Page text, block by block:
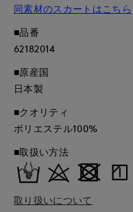
同素材のスカートはこちら
■品番
62182014
■原産国
日本製
■クオリティ
ポリエステル100%
■取扱い方法
取り扱いについて